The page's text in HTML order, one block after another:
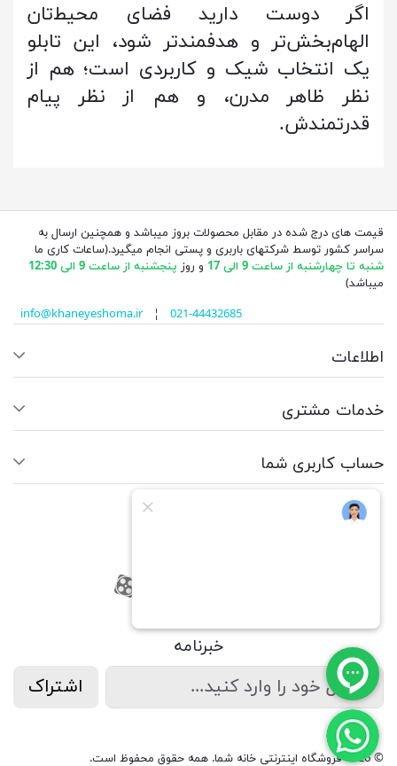
اگر دوست دارید فضای محیط‌تان
الهام‌بخش‌تر و هدفمندتر شود، این تابلو
یک انتخاب شیک و کاربردی است؛ هم از
نظر ظاهر مدرن، و هم از نظر پیام
قدرتمندش.
قیمت های درج شده در مقابل محصولات بروز میباشد و همچنین ارسال به
سراسر کشور توسط شرکتهای باربری و پستی انجام میگیرد.(ساعات کاری ما
شنبه تا چهارشنبه از ساعت 9 الی 17
و روز پنجشنبه از ساعت 9 الی 12:30
میباشد)
info@khaneyeshoma.ir¦ 021-44432685
اطلاعات
خدمات مشتری
حساب کاربری شما
کانال آپارات
کانال آپارات
خبرنامه
اشتراک
© 2026 فروشگاه اینترنتی خانه شما. همه حقوق محفوظ است.